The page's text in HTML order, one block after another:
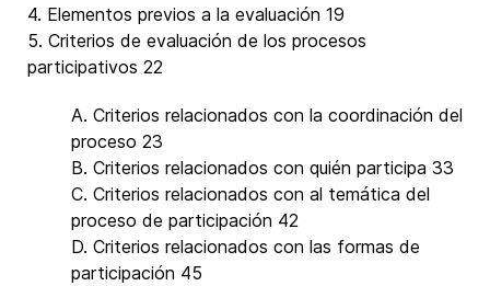
4. Elementos previos a la evaluación 19
5. Criterios de evaluación de los procesos
participativos 22
A. Criterios relacionados con la coordinación del
proceso 23
B. Criterios relacionados con quién participa 33
C. Criterios relacionados con al temática del
proceso de participación 42
D. Criterios relacionados con las formas de
participación 45